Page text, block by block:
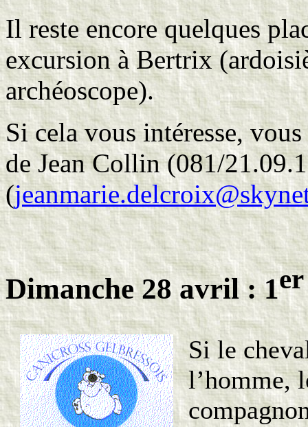
Il reste encore quelques
excursion à Bertrix
archéoscope).
Si cela vous intéresse,
de Jean Collin (081/
(
Dimanche 28 avril : 1er
Si le
l’homme,